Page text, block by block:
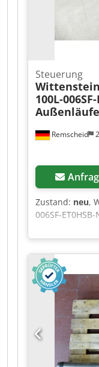
Remscheid
Steuerung
Wittenstein
100L-
Zustand: neu,
006SF-
Außenläufer
,ungebraucht,
funktionsfähig,
ACHTUNG:
bitte separat
enquire for
separately!